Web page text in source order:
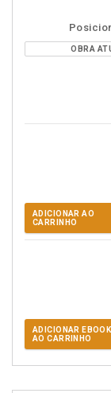
OBRA
ADICIONAR AO
CARRINHO
ADICIONAR EBOOK
AO CARRINHO